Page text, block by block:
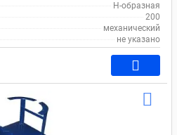
Н-образная
200
механический
не указано